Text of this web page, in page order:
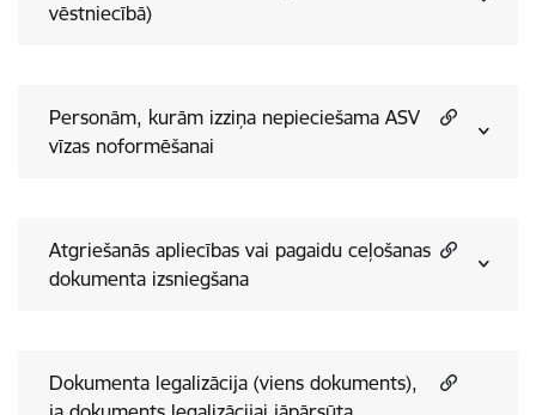
vēstniecībā)
Personām, kurām izziņa nepieciešama ASV
vīzas noformēšanai
Atgriešanās apliecības vai pagaidu ceļošanas
dokumenta izsniegšana
Dokumenta legalizācija (viens dokuments),